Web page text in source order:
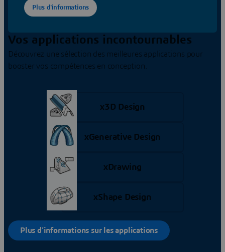
Plus d'informations
Vos applications incontournables
Découvrez une sélection des meilleures applications pour
booster vos compétences en conception.
x3D Design
xGenerative Design
xDrawing
xShape Design
Plus d'informations sur les applications